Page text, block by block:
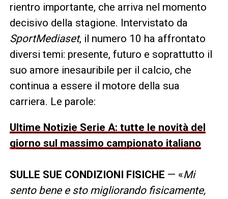
rientro importante, che arriva nel momento
decisivo della stagione. Intervistato da
SportMediaset, il numero 10 ha affrontato
diversi temi: presente, futuro e soprattutto il
suo amore inesauribile per il calcio, che
continua a essere il motore della sua
carriera. Le parole:
Ultime Notizie Serie A: tutte le novità del
giorno sul massimo campionato italiano
SULLE SUE CONDIZIONI FISICHE — «Mi
sento bene e sto migliorando fisicamente,